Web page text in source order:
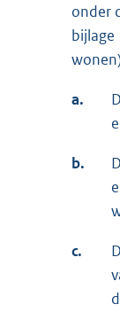
onder
bijlage
a.
b.
c.